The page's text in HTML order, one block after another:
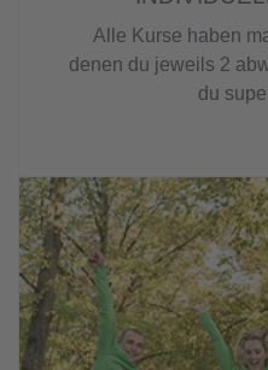
Alle Kurse haben
denen du jeweils 2
du